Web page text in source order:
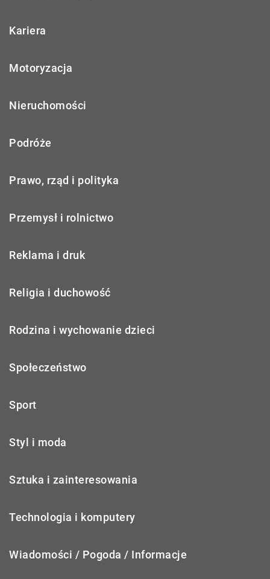
Kariera
Motoryzacja
Nieruchomości
Podróże
Prawo, rząd i polityka
Przemysł i rolnictwo
Reklama i druk
Religia i duchowość
Rodzina i wychowanie dzieci
Społeczeństwo
Sport
Styl i moda
Sztuka i zainteresowania
Technologia i komputery
Wiadomości / Pogoda / Informacje